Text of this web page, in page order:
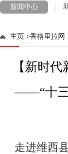
新闻中心
法治迪庆
主页 >香格里拉网
【新时
——“十三
走进维西